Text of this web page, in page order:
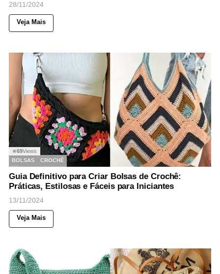
28/11/2024
Veja Mais
◉69Views
BOLSAS
CROCHÊ
Guia Definitivo para Criar Bolsas de Crochê:
Práticas, Estilosas e Fáceis para Iniciantes
13/11/2024
Veja Mais